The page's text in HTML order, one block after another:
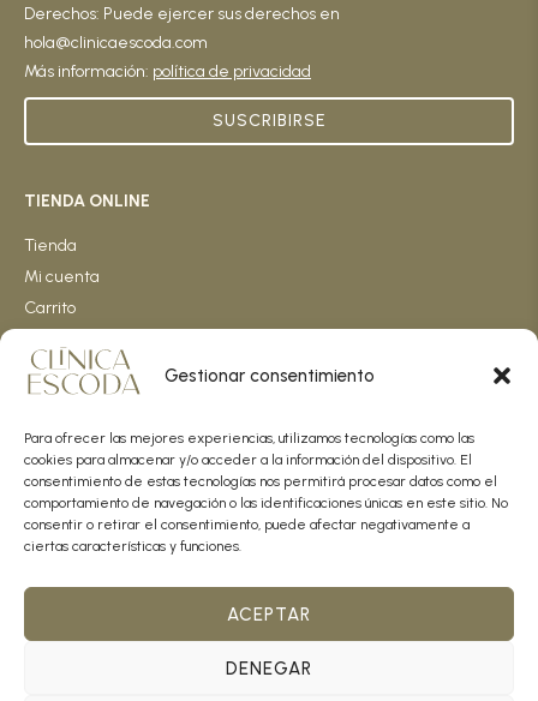
Gestionar consentimiento
Para ofrecer las mejores experiencias, utilizamos tecnologías como las
cookies para almacenar y/o acceder a la información del dispositivo. El
consentimiento de estas tecnologías nos permitirá procesar datos como el
comportamiento de navegación o las identificaciones únicas en este sitio. No
consentir o retirar el consentimiento, puede afectar negativamente a
ciertas características y funciones.
ACEPTAR
DENEGAR
Derechos: Puede ejercer sus derechos en
hola@clinicaescoda.com
Más información: política de privacidad
SUSCRIBIRSE
TIENDA ONLINE
Tienda
Mi cuenta
Carrito
INFORMACIÓN
Aviso legal
Política de privacidad
Política de redes sociales
Política de cookies
Política de calidad